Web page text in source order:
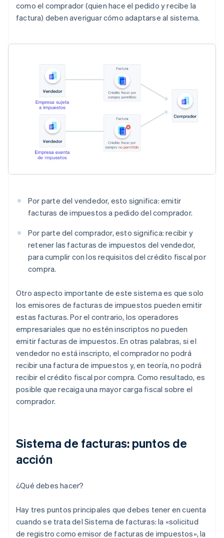
como el comprador (quien hace el pedido y recibe la
factura) deben averiguar cómo adaptarse al sistema.
Por parte del vendedor, esto significa: emitir
facturas de impuestos a pedido del comprador.
Por parte del comprador, esto significa: recibir y
retener las facturas de impuestos del vendedor,
para cumplir con los requisitos del crédito fiscal por
compra.
Otro aspecto importante de este sistema es que solo
los emisores de facturas de impuestos pueden emitir
estas facturas. Por el contrario, los operadores
empresariales que no estén inscriptos no pueden
emitir facturas de impuestos. En otras palabras, si el
vendedor no está inscripto, el comprador no podrá
recibir una factura de impuestos y, en teoría, no podrá
recibir el crédito fiscal por compra. Como resultado, es
posible que recaiga una mayor carga fiscal sobre el
comprador.
Sistema de facturas: puntos de
acción
¿Qué debes hacer?
Hay tres puntos principales que debes tener en cuenta
cuando se trata del Sistema de facturas: la «solicitud
de registro como emisor de facturas de impuestos», la